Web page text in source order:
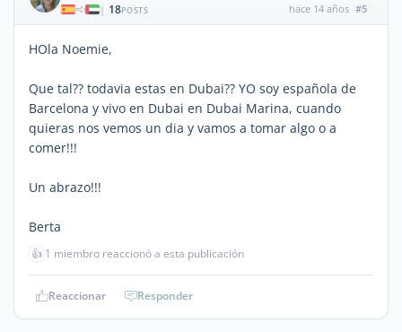
| 18POSTS hace 14 años #5
HOla Noemie,
Que tal?? todavia estas en Dubai?? YO soy española de
Barcelona y vivo en Dubai en Dubai Marina, cuando
quieras nos vemos un dia y vamos a tomar algo o a
comer!!!
Un abrazo!!!
Berta
👍 1 miembro reaccionó a esta publicación
Reaccionar Responder